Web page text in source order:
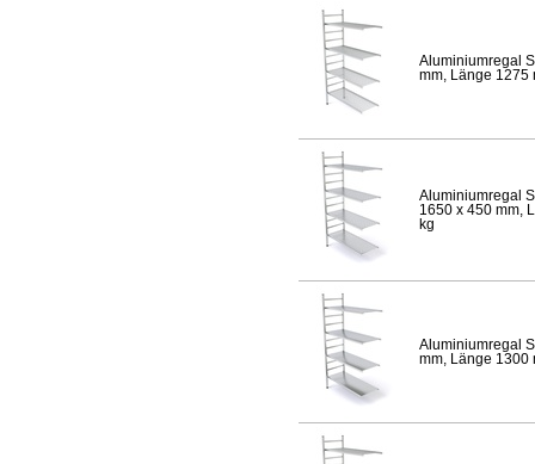
Aluminiumregal
mm, Länge 1275
Aluminiumregal
1650 x 450 mm,
kg
Aluminiumregal
mm, Länge 1300